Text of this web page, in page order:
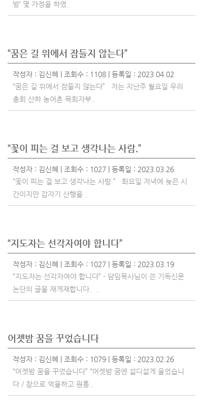
방’ 몇 가정을 하였..
“꿈은 길 위에서 잠들지 않는다”
작성자 : 김신혜
| 조회수 : 1108 | 등록일 : 2023.04.02
“꿈은 길 위에서 잠들지 않는다” 저는 지난주 월요일 우리
총회 산하 농어촌 목회자부..
“꽃이 피는 걸 보고 생각나는 사람.”
작성자 : 김신혜
| 조회수 : 1027 | 등록일 : 2023.03.26
“꽃이 피는 걸 보고 생각나는 사람.” 화요일 저녁에 늦은 시
간이지만 갑자기 산행을 ..
“지도자는 선각자여야 합니다”
작성자 : 김신혜
| 조회수 : 1027 | 등록일 : 2023.03.19
“지도자는 선각자여야 합니다” - 담임목사님이 쓴 기독신문
논단의 글을 재게재합니다. ..
어젯밤 꿈을 꾸었습니다
작성자 : 김신혜
| 조회수 : 1079 | 등록일 : 2023.02.26
“어젯밤 꿈을 꾸었습니다” “어젯밤 꿈엔 섧디섧게 울었습니
다 / 참으로 억울하고 원통..